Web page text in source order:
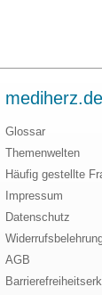
mediherz.de
Glossar
Themenwelten
Häufig gestellte
Impressum
Datenschutz
AGB